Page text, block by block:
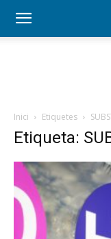
Inici Etiquetes
Etiqueta: